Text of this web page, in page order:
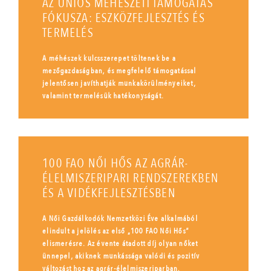
FÓKUSZA: ESZKÖZFEJLESZTÉS ÉS
TERMELÉS
A méhészek kulcsszerepet töltenek be a
mezőgazdaságban, és megfelelő támogatással
jelentősen javíthatják munkakörülményeiket,
valamint termelésük hatékonyságát.
100 FAO NŐI HŐS AZ AGRÁR-
ÉLELMISZERIPARI RENDSZEREKBEN
ÉS A VIDÉKFEJLESZTÉSBEN
A Női Gazdálkodók Nemzetközi Éve alkalmából
elindult a jelölés az első „100 FAO Női Hős”
elismerésre. Az évente átadott díj olyan nőket
ünnepel, akiknek munkássága valódi és pozitív
változást hoz az agrár-élelmiszeriparban.